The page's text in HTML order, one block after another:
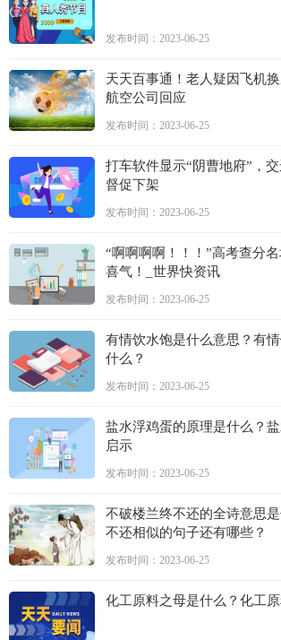
发布时间：2023-06-25
天天百事通！老人疑因飞机
航空公司回应
发布时间：2023-06-25
打车软件显示“阴曹地府”，
督促下架
发布时间：2023-06-25
“啊啊啊啊！！！”高考查分
喜气！_世界快资讯
发布时间：2023-06-25
有情饮水饱是什么意思？有
什么？
发布时间：2023-06-25
盐水浮鸡蛋的原理是什么？
启示
发布时间：2023-06-25
不破楼兰终不还的全诗意思
不还相似的句子还有哪些？
发布时间：2023-06-25
化工原料之母是什么？化工